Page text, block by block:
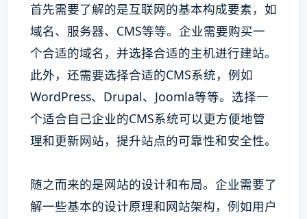
首先需要了解的是互联网的基本构成要素，如
域名、服务器、CMS等等。企业需要购买一
个合适的域名，并选择合适的主机进行建站。
此外，还需要选择合适的CMS系统，例如
WordPress、Drupal、Joomla等等。选择一
个适合自己企业的CMS系统可以更方便地管
理和更新网站，提升站点的可靠性和安全性。
随之而来的是网站的设计和布局。企业需要了
解一些基本的设计原理和网站架构，例如用户